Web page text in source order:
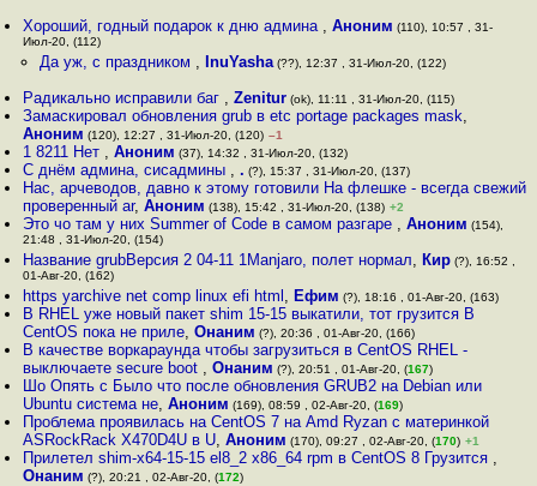
Хороший, годный подарок к дню админа ,Аноним (110), 10:57 , 31-
Июл-20, (112)
Да уж, с праздником , InuYasha(??), 12:37 , 31-Июл-20, (122)
Радикально исправили баг ,Zenitur (ok), 11:11 , 31-Июл-20, (115)
Замаскировал обновления grub в etc portage packages mask,
Аноним (120), 12:27 , 31-Июл-20, (120) –1
1 8211 Нет ,Аноним (37), 14:32 , 31-Июл-20, (132)
С днём админа, сисадмины ,. (?), 15:37 , 31-Июл-20, (137)
Нас, арчеводов, давно к этому готовили На флешке - всегда свежий
проверенный ar,Аноним (138), 15:42 , 31-Июл-20, (138) +2
Это чо там у них Summer of Code в самом разгаре ,Аноним (154),
21:48 , 31-Июл-20, (154)
Название grubВерсия 2 04-11 1Manjaro, полет нормал, Кир (?), 16:52 ,
01-Авг-20, (162)
https yarchive net comp linux efi html , Ефим (?), 18:16 , 01-Авг-20, (163)
В RHEL уже новый пакет shim 15-15 выкатили, тот грузится В
CentOS пока не приле,Онаним (?), 20:36 , 01-Авг-20, (166)
В качестве воркараунда чтобы загрузиться в CentOS RHEL -
выключаете secure boot ,Онаним (?), 20:51 , 01-Авг-20, (167)
Шо Опять c Было что после обновления GRUB2 на Debian или
Ubuntu система не,Аноним (169), 08:59 , 02-Авг-20, (169)
Проблема проявилась на CentOS 7 на Amd Ryzan с материнкой
ASRockRack X470D4U в U,Аноним (170), 09:27 , 02-Авг-20, (170) +1
Прилетел shim-x64-15-15 el8_2 x86_64 rpm в CentOS 8 Грузится ,
Онаним (?), 20:21 , 02-Авг-20, (172)